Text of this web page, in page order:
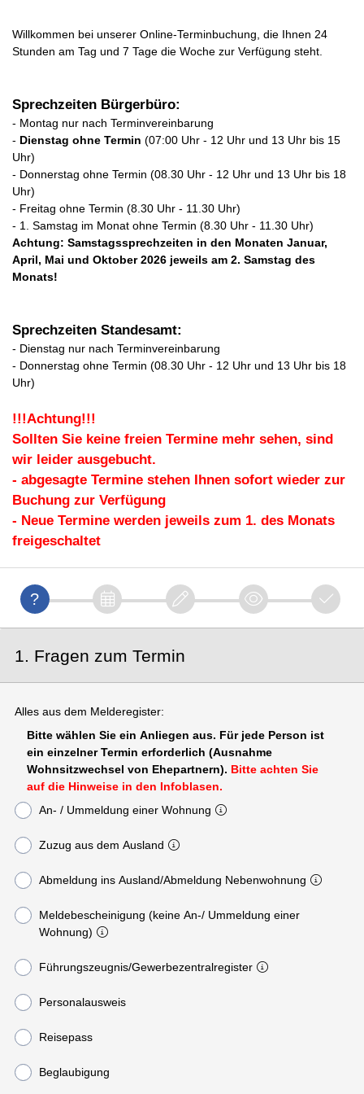
Willkommen bei unserer Online-Terminbuchung, die Ihnen 24
Stunden am Tag und 7 Tage die Woche zur Verfügung steht.
Sprechzeiten Bürgerbüro:
- Montag nur nach Terminvereinbarung
- Dienstag ohne Termin (07:00 Uhr - 12 Uhr und 13 Uhr bis 15
Uhr)
- Donnerstag ohne Termin (08.30 Uhr - 12 Uhr und 13 Uhr bis 18
Uhr)
- Freitag ohne Termin (8.30 Uhr - 11.30 Uhr)
- 1. Samstag im Monat ohne Termin (8.30 Uhr - 11.30 Uhr)
Achtung: Samstagssprechzeiten in den Monaten Januar,
April, Mai und Oktober 2026 jeweils am 2. Samstag des
Monats!
Sprechzeiten Standesamt:
- Dienstag nur nach Terminvereinbarung
- Donnerstag ohne Termin (08.30 Uhr - 12 Uhr und 13 Uhr bis 18
Uhr)
!!!Achtung!!!
Sollten Sie keine freien Termine mehr sehen, sind
wir leider ausgebucht.
- abgesagte Termine stehen Ihnen sofort wieder zur
Buchung zur Verfügung
- Neue Termine werden jeweils zum 1. des Monats
freigeschaltet
1. Fragen zum Termin
Alles aus dem Melderegister:
Bitte wählen Sie ein Anliegen aus. Für jede Person ist
ein einzelner Termin erforderlich (Ausnahme
Wohnsitzwechsel von Ehepartnern). Bitte achten Sie
auf die Hinweise in den Infoblasen.
An- / Ummeldung einer Wohnung
Zuzug aus dem Ausland
Abmeldung ins Ausland/Abmeldung Nebenwohnung
Meldebescheinigung (keine An-/ Ummeldung einer
Wohnung)
Führungszeugnis/Gewerbezentralregister
Personalausweis
Reisepass
Beglaubigung